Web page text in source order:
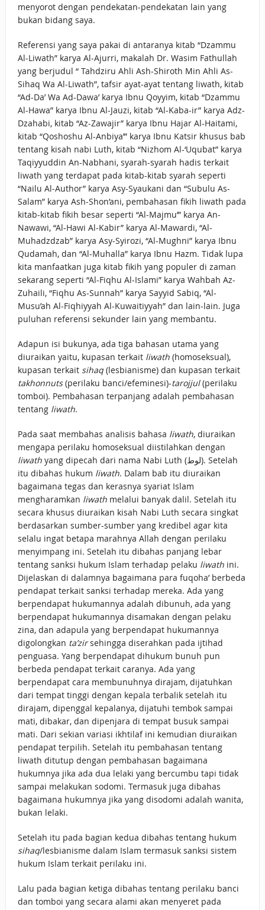
menyorot dengan pendekatan-pendekatan lain yang
bukan bidang saya.
Referensi yang saya pakai di antaranya kitab “Dzammu
Al-Liwath” karya Al-Ajurri, makalah Dr. Wasim Fathullah
yang berjudul “ Tahdziru Ahli Ash-Shiroth Min Ahli As-
Sihaq Wa Al-Liwath”, tafsir ayat-ayat tentang liwath, kitab
“Ad-Da’ Wa Ad-Dawa’ karya Ibnu Qoyyim, kitab “Dzammu
Al-Hawa” karya Ibnu Al-Jauzi, kitab “Al-Kaba-ir” karya Adz-
Dzahabi, kitab “Az-Zawajir” karya Ibnu Hajar Al-Haitami,
kitab “Qoshoshu Al-Anbiya’” karya Ibnu Katsir khusus bab
tentang kisah nabi Luth, kitab “Nizhom Al-‘Uqubat” karya
Taqiyyuddin An-Nabhani, syarah-syarah hadis terkait
liwath yang terdapat pada kitab-kitab syarah seperti
“Nailu Al-Author” karya Asy-Syaukani dan “Subulu As-
Salam” karya Ash-Shon’ani, pembahasan fikih liwath pada
kitab-kitab fikih besar seperti “Al-Majmu’” karya An-
Nawawi, “Al-Hawi Al-Kabir” karya Al-Mawardi, “Al-
Muhadzdzab” karya Asy-Syirozi, “Al-Mughni” karya Ibnu
Qudamah, dan “Al-Muhalla” karya Ibnu Hazm. Tidak lupa
kita manfaatkan juga kitab fikih yang populer di zaman
sekarang seperti “Al-Fiqhu Al-Islami” karya Wahbah Az-
Zuhaili, “Fiqhu As-Sunnah” karya Sayyid Sabiq, “Al-
Musu’ah Al-Fiqhiyyah Al-Kuwaitiyyah” dan lain-lain. Juga
puluhan referensi sekunder lain yang membantu.
Adapun isi bukunya, ada tiga bahasan utama yang
diuraikan yaitu, kupasan terkait liwath(homoseksual),
kupasan terkait sihaq(lesbianisme) dan kupasan terkait
takhonnuts(perilaku banci/efeminesi)-tarojjul(perilaku
tomboi). Pembahasan terpanjang adalah pembahasan
tentang liwath.
Pada saat membahas analisis bahasa liwath, diuraikan
mengapa perilaku homoseksual diistilahkan dengan
liwathyang dipecah dari nama Nabi Luth (لوط). Setelah
itu dibahas hukum liwath. Dalam bab itu diuraikan
bagaimana tegas dan kerasnya syariat Islam
mengharamkan liwathmelalui banyak dalil. Setelah itu
secara khusus diuraikan kisah Nabi Luth secara singkat
berdasarkan sumber-sumber yang kredibel agar kita
selalu ingat betapa marahnya Allah dengan perilaku
menyimpang ini. Setelah itu dibahas panjang lebar
tentang sanksi hukum Islam terhadap pelaku liwathini.
Dijelaskan di dalamnya bagaimana para fuqoha’ berbeda
pendapat terkait sanksi terhadap mereka. Ada yang
berpendapat hukumannya adalah dibunuh, ada yang
berpendapat hukumannya disamakan dengan pelaku
zina, dan adapula yang berpendapat hukumannya
digolongkan ta’zirsehingga diserahkan pada ijtihad
penguasa. Yang berpendapat dihukum bunuh pun
berbeda pendapat terkait caranya. Ada yang
berpendapat cara membunuhnya dirajam, dijatuhkan
dari tempat tinggi dengan kepala terbalik setelah itu
dirajam, dipenggal kepalanya, dijatuhi tembok sampai
mati, dibakar, dan dipenjara di tempat busuk sampai
mati. Dari sekian variasi ikhtilaf ini kemudian diuraikan
pendapat terpilih. Setelah itu pembahasan tentang
liwath ditutup dengan pembahasan bagaimana
hukumnya jika ada dua lelaki yang bercumbu tapi tidak
sampai melakukan sodomi. Termasuk juga dibahas
bagaimana hukumnya jika yang disodomi adalah wanita,
bukan lelaki.
Setelah itu pada bagian kedua dibahas tentang hukum
sihaq/lesbianisme dalam Islam termasuk sanksi sistem
hukum Islam terkait perilaku ini.
Lalu pada bagian ketiga dibahas tentang perilaku banci
dan tomboi yang secara alami akan menyeret pada